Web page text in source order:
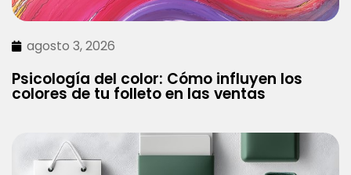
agosto 3, 2026
Psicología del color: Cómo influyen los
colores de tu folleto en las ventas